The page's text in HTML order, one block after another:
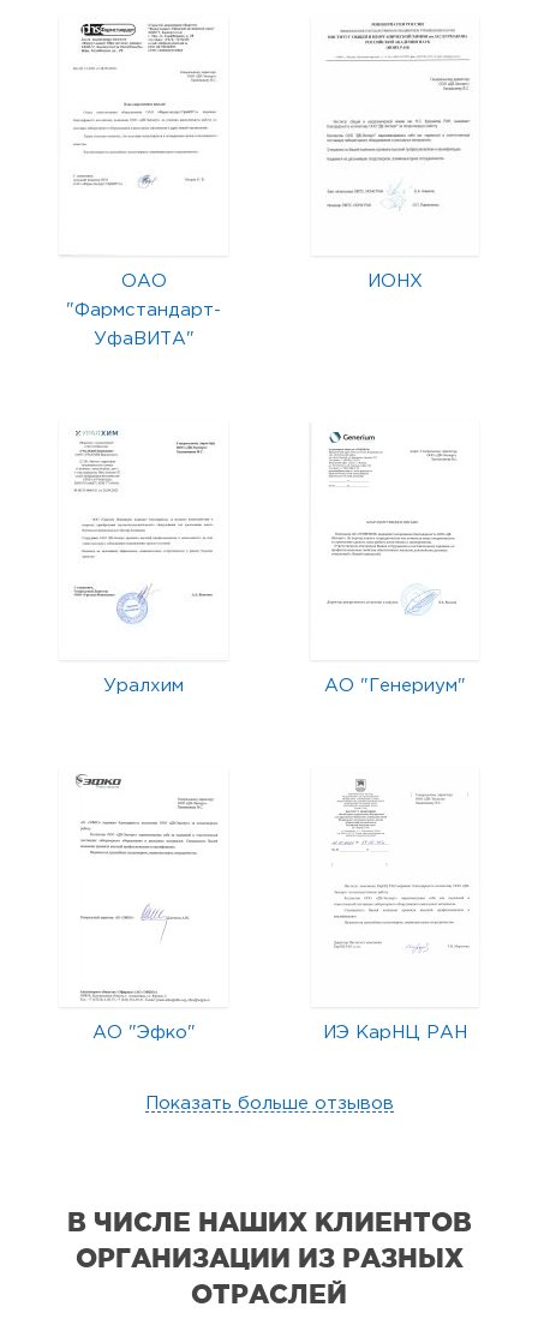
ОАО
"Фармстандарт-
УфаВИТА"
ИОНХ
Уралхим АО "Генериум"
АО "Эфко" ИЭ КарНЦ РАН
Показать больше отзывов
В ЧИСЛЕ НАШИХ КЛИЕНТОВ
ОРГАНИЗАЦИИ ИЗ РАЗНЫХ
ОТРАСЛЕЙ